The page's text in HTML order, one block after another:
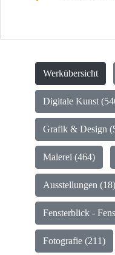
Werkübersicht
Digitale Kunst
Grafik & Design
Malerei (464)
Ausstellungen (18)
Fensterblick -
Fotografie (211)